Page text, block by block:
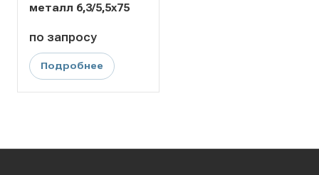
металл 6,3/5,5x75
по запросу
Подробнее